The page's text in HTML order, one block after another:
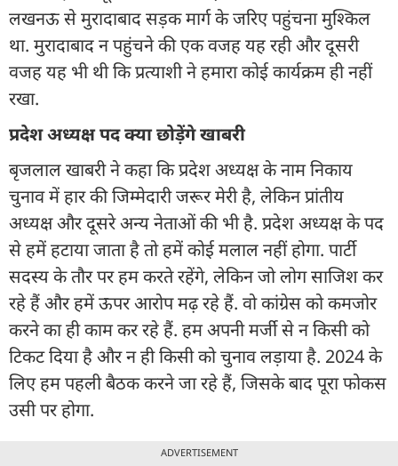
लखनऊ से मुरादाबाद सड़क मार्ग के जरिए पहुंचना मुश्किल
था. मुरादाबाद न पहुंचने की एक वजह यह रही और दूसरी
वजह यह भी थी कि प्रत्याशी ने हमारा कोई कार्यक्रम ही नहीं
रखा.
प्रदेश अध्यक्ष पद क्या छोड़ेंगे खाबरी
बृजलाल खाबरी ने कहा कि प्रदेश अध्यक्ष के नाम निकाय
चुनाव में हार की जिम्मेदारी जरूर मेरी है, लेकिन प्रांतीय
अध्यक्ष और दूसरे अन्य नेताओं की भी है. प्रदेश अध्यक्ष के पद
से हमें हटाया जाता है तो हमें कोई मलाल नहीं होगा. पार्टी
सदस्य के तौर पर हम करते रहेंगे, लेकिन जो लोग साजिश कर
रहे हैं और हमें ऊपर आरोप मढ़ रहे हैं. वो कांग्रेस को कमजोर
करने का ही काम कर रहे हैं. हम अपनी मर्जी से न किसी को
टिकट दिया है और न ही किसी को चुनाव लड़ाया है. 2024 के
लिए हम पहली बैठक करने जा रहे हैं, जिसके बाद पूरा फोकस
उसी पर होगा.
ADVERTISEMENT